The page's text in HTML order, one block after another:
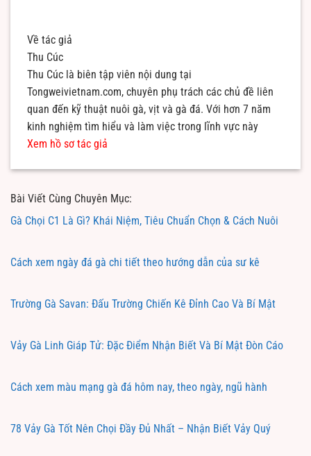
Về tác giả
Thu Cúc
Thu Cúc là biên tập viên nội dung tại
Tongweivietnam.com, chuyên phụ trách các chủ đề liên
quan đến kỹ thuật nuôi gà, vịt và gà đá. Với hơn 7 năm
kinh nghiệm tìm hiểu và làm việc trong lĩnh vực này
Xem hồ sơ tác giả
Bài Viết Cùng Chuyên Mục:
Gà Chọi C1 Là Gì? Khái Niệm, Tiêu Chuẩn Chọn & Cách Nuôi
Cách xem ngày đá gà chi tiết theo hướng dẫn của sư kê
Trường Gà Savan: Đấu Trường Chiến Kê Đỉnh Cao Và Bí Mật
Vảy Gà Linh Giáp Tử: Đặc Điểm Nhận Biết Và Bí Mật Đòn Cáo
Cách xem màu mạng gà đá hôm nay, theo ngày, ngũ hành
78 Vảy Gà Tốt Nên Chọi Đầy Đủ Nhất – Nhận Biết Vảy Quý